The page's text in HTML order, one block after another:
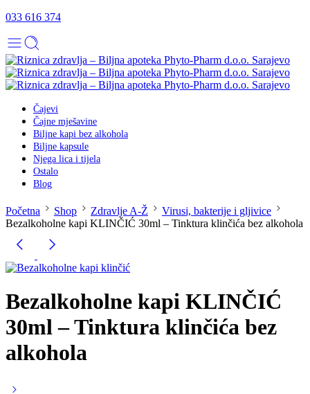
033 616 374
Čajevi
Čajne mješavine
Biljne kapi bez alkohola
Biljne kapsule
Njega lica i tijela
Ostalo
Blog
Početna Shop Zdravlje A-Ž
Virusi, bakterije i gljivice
Bezalkoholne kapi KLINČIĆ 30ml – Tinktura klinčića bez alkohola
Bezalkoholne kapi KLINČIĆ
30ml – Tinktura klinčića bez
alkohola